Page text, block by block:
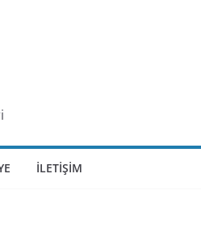
İLETIŞIM